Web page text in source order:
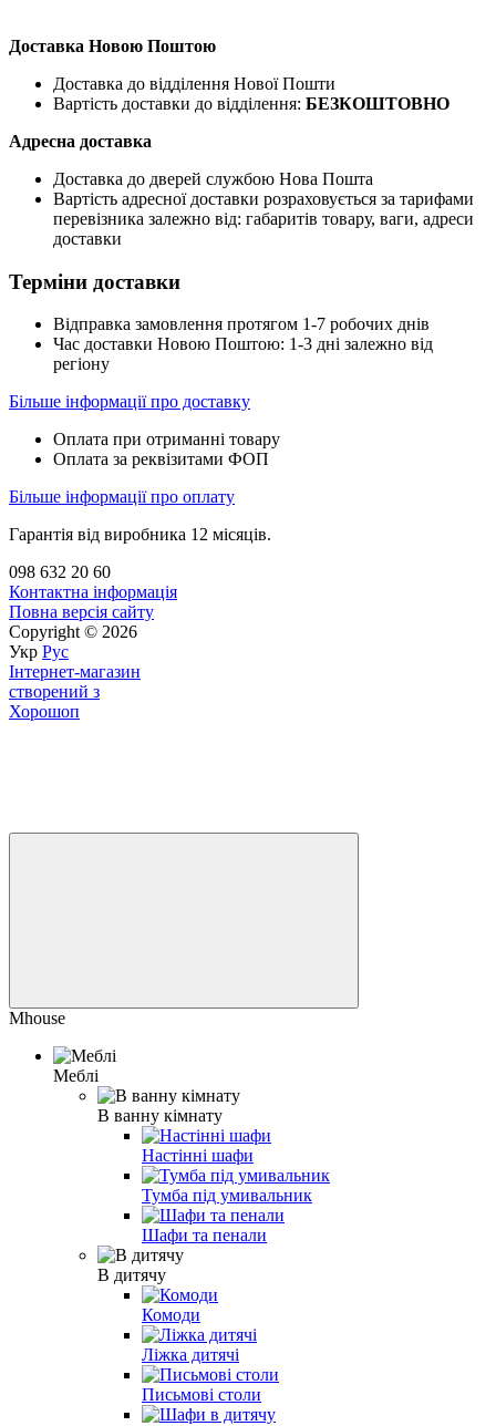
Доставка Новою Поштою
Доставка до відділення Нової Пошти
Вартість доставки до відділення: БЕЗКОШТОВНО
Адресна доставка
Доставка до дверей службою Нова Пошта
Вартість адресної доставки розраховується за тарифами
перевізника залежно від: габаритів товару, ваги, адреси
доставки
Терміни доставки
Відправка замовлення протягом 1-7 робочих днів
Час доставки Новою Поштою: 1-3 дні залежно від
регіону
Більше інформації про доставку
Оплата при отриманні товару
Оплата за реквізитами ФОП
Більше інформації про оплату
Гарантія від виробника 12 місяців.
098 632 20 60
Контактна інформація
Повна версія сайту
Copyright © 2026
Укр Рус
Інтернет-магазин
створений з
Хорошоп
Mhouse
Меблі
В ванну кімнату
Настінні шафи
Тумба під умивальник
Шафи та пенали
В дитячу
Комоди
Ліжка дитячі
Письмові столи